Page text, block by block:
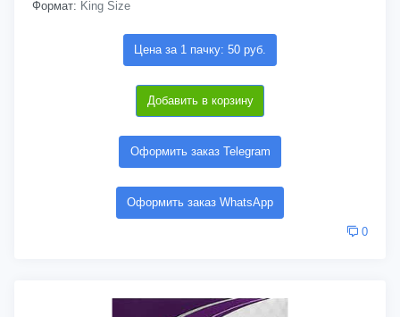
Формат: King Size
Цена за 1 пачку: 50 руб.
Добавить в корзину
Оформить заказ Telegram
Оформить заказ WhatsApp
0